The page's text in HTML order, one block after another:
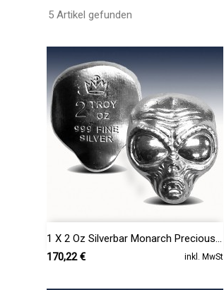
5 Artikel gefunden
1 X 2 Oz Silverbar Monarch Precious...
Preis
170,22 € inkl. MwSt
Vorschau